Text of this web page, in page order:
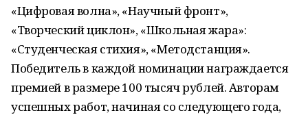
«Цифровая волна», «Научный фронт»,
«Творческий циклон», «Школьная жара»:
«Студенческая стихия», «Методстанция».
Победитель в каждой номинации награждается
премией в размере 100 тысяч рублей. Авторам
успешных работ, начиная со следующего года,